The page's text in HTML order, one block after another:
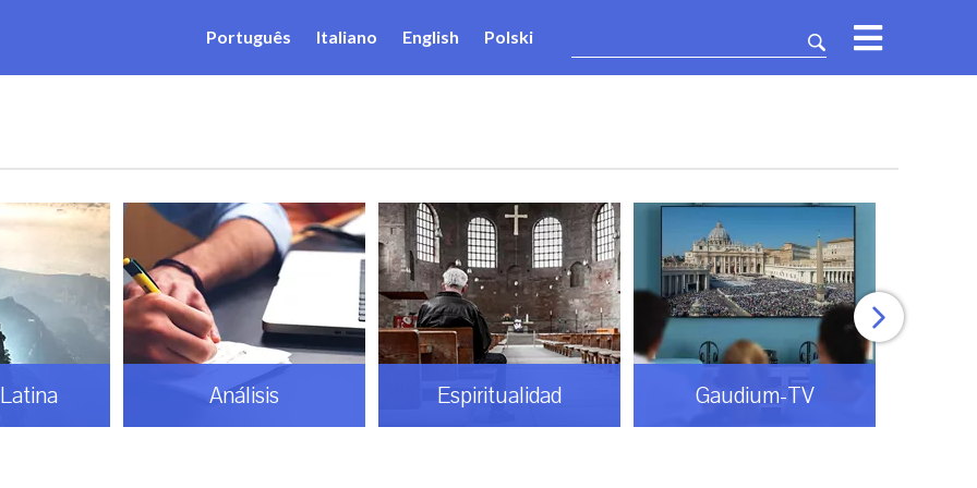
Português Italiano English Polski
Análisis Espiritualidad Gaudium-TV